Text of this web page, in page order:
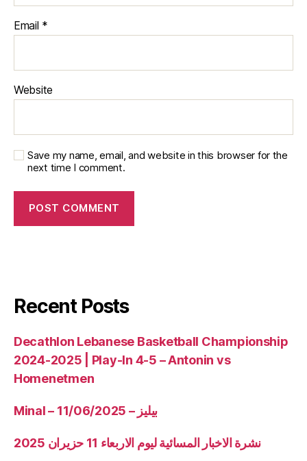
Email *
Website
Save my name, email, and website in this browser for the
next time I comment.
Recent Posts
Decathlon Lebanese Basketball Championship
2024-2025 | Play-In 4-5 – Antonin vs
Homenetmen
Minal – 11/06/2025 – بيليز
نشرة الاخبار المسائية ليوم الاربعاء 11 حزيران 2025